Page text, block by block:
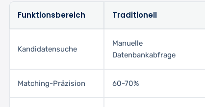
Funktionsbereich Traditionell
Kandidatensuche
Manuelle
Datenbankabfrage
Matching-Präzision 60-70%